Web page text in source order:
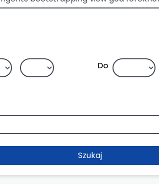
Do
Szukaj